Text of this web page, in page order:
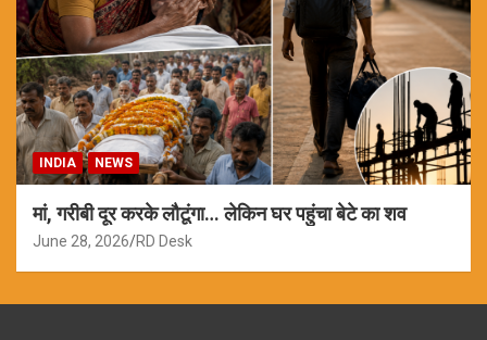
INDIA NEWS
मां, गरीबी दूर करके लौटूंगा… लेकिन घर पहुंचा बेटे का शव
June 28, 2026 RD Desk